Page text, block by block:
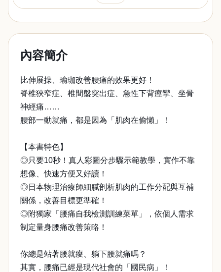
內容簡介
比伸展操、瑜珈改善腰痛的效果更好！
脊椎狹窄症、椎間盤突出症、急性下背痙攣、坐骨
神經痛……
腰部一動就痛，都是因為「肌肉在偷懶」！
【本書特色】
◎只要10秒！真人彩圖分步驟示範教學，實作不靠
想像、快速方便又好讀！
◎日本物理治療師細膩剖析肌肉的工作分配與互補
關係，改善目標更準確！
◎附獨家「腰痛自我檢測訓練菜單」，依個人需求
制定量身腰痛改善策略！
你總是站著腰就痠、躺下腰就痛嗎？
其實，腰痛已經是現代社會的「國民病」！